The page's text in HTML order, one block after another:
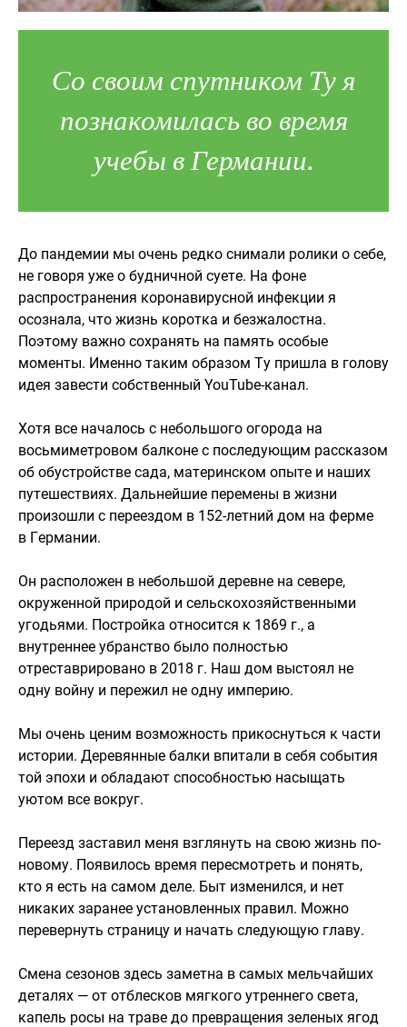
Со своим спутником Ту я
познакомилась во время
учебы в Германии.
До пандемии мы очень редко снимали ролики о себе,
не говоря уже о будничной суете. На фоне
распространения коронавирусной инфекции я
осознала, что жизнь коротка и безжалостна.
Поэтому важно сохранять на память особые
моменты. Именно таким образом Ту пришла в голову
идея завести собственный YouTube-канал.
Хотя все началось с небольшого огорода на
восьмиметровом балконе с последующим рассказом
об обустройстве сада, материнском опыте и наших
путешествиях. Дальнейшие перемены в жизни
произошли с переездом в 152-летний дом на ферме
в Германии.
Он расположен в небольшой деревне на севере,
окруженной природой и сельскохозяйственными
угодьями. Постройка относится к 1869 г., а
внутреннее убранство было полностью
отреставрировано в 2018 г. Наш дом выстоял не
одну войну и пережил не одну империю.
Мы очень ценим возможность прикоснуться к части
истории. Деревянные балки впитали в себя события
той эпохи и обладают способностью насыщать
уютом все вокруг.
Переезд заставил меня взглянуть на свою жизнь по-
новому. Появилось время пересмотреть и понять,
кто я есть на самом деле. Быт изменился, и нет
никаких заранее установленных правил. Можно
перевернуть страницу и начать следующую главу.
Смена сезонов здесь заметна в самых мельчайших
деталях — от отблесков мягкого утреннего света,
капель росы на траве до превращения зеленых ягод